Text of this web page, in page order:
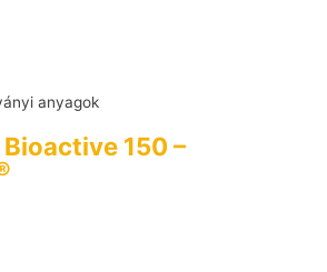
anyagok
150 –